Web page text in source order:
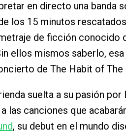
en directo una banda
los 15 minutos
de ficción conocido
ellos mismos saberlo,
de The Habit of The
suelta a su pasión por
las canciones que
, su debut en el mundo